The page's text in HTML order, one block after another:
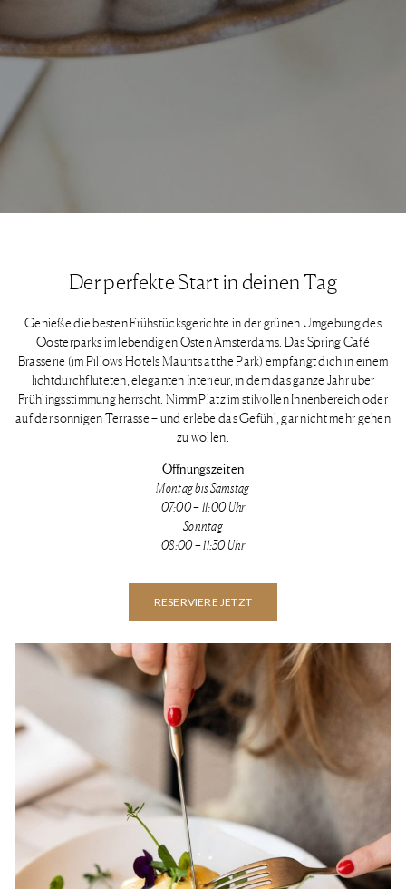
Der perfekte Start in deinen Tag
Genieße die besten Frühstücksgerichte in der grünen Umgebung des
Oosterparks im lebendigen Osten Amsterdams. Das Spring Café
Brasserie (im Pillows Hotels Maurits at the Park) empfängt dich in einem
lichtdurchfluteten, eleganten Interieur, in dem das ganze Jahr über
Frühlingsstimmung herrscht. Nimm Platz im stilvollen Innenbereich oder
auf der sonnigen Terrasse – und erlebe das Gefühl, gar nicht mehr gehen
zu wollen.
Öffnungszeiten
Montag bis Samstag
07:00 – 11:00 Uhr
Sonntag
08:00 – 11:30 Uhr
RESERVIERE JETZT